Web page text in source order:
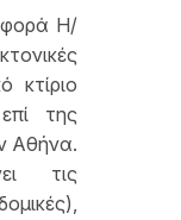
Η/
κτίριο
της
Αθήνα.
τις